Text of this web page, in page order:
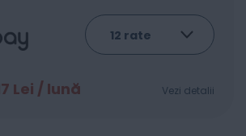
Lei / lună Vezi detalii